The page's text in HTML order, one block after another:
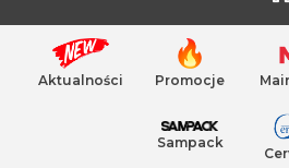
Aktualności Promocje
Sampack
/ fartuch do
farba gwaszowa studencka